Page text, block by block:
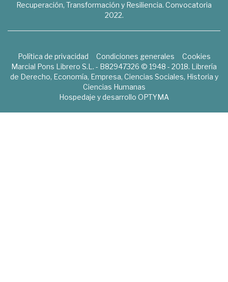
Recuperación, Transformación y Resiliencia. Convocatoria
2022.
Política de privacidad Condiciones generales
Cookies
Marcial Pons Librero S.L. - B82947326 © 1948 - 2018. Librería
de Derecho, Economía, Empresa, Ciencias Sociales, Historia y
Ciencias Humanas
Hospedaje y desarrollo OPTYMA